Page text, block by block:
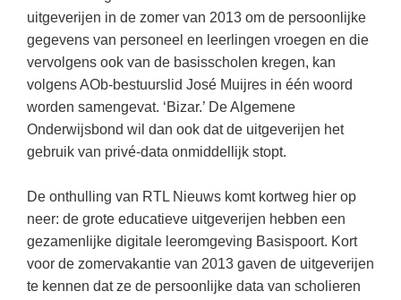
Digitaal onderwijs
Cito toets
Eindexamens
iPad scholen
NIEUWSARCHIEF
Augustus 2026
Juli 2026
Juni 2026
Mei 2026
Lespakket ‘Circulaire Economie - van
verpakking tot nieuwe grondstof’
Gastles Zeebenen in de klas
Cursus Leer het heelal begrijpen
Van verdunningscalculator tot
practicumvoorbereiding: gratis online
DGM in de klas
Frans
Engels(18)
Techniek
Open vacature(16)
Duits (15)
Lichamelijke opvoeding (13)
Economie(12)
VACATURES PER PLAATS
Amsterdam(56)
Kerst kleurplaten
PUZZELS
Woordpuzzels
Kruiswoordpuzzels
LEUK IN DE KLAS
Rebussen
Burgerschap
Duits
Economie
Engels
Filosofie
Frans
Fries (Frysk)
Boek: Kleine werelden van het zonnestelsel
Leren met klassieke muziek
Lasermachine voor het onderwijs
Lasergraaf
Onderwijs opleidingen
Ontdek Memo voor de onderbouw zelf!
Maak uw leerlingen mediawijs!
Rekentuin: altijd en overal rekenen oefenen
op je eigen niveau
uitgeverijen in de zomer van 2013 om de persoonlijke
gegevens van personeel en leerlingen vroegen en die
vervolgens ook van de basisscholen kregen, kan
volgens AOb-bestuurslid José Muijres in één woord
worden samengevat. ‘Bizar.’ De Algemene
Onderwijsbond wil dan ook dat de uitgeverijen het
gebruik van privé-data onmiddellijk stopt.
De onthulling van RTL Nieuws komt kortweg hier op
neer: de grote educatieve uitgeverijen hebben een
gezamenlijke digitale leeromgeving Basispoort. Kort
voor de zomervakantie van 2013 gaven de uitgeverijen
te kennen dat ze de persoonlijke data van scholieren